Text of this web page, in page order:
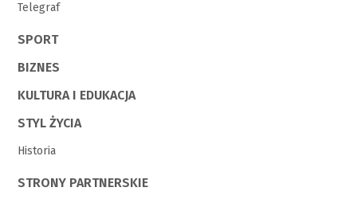
Telegraf
SPORT
BIZNES
KULTURA I EDUKACJA
STYL ŻYCIA
Historia
STRONY PARTNERSKIE